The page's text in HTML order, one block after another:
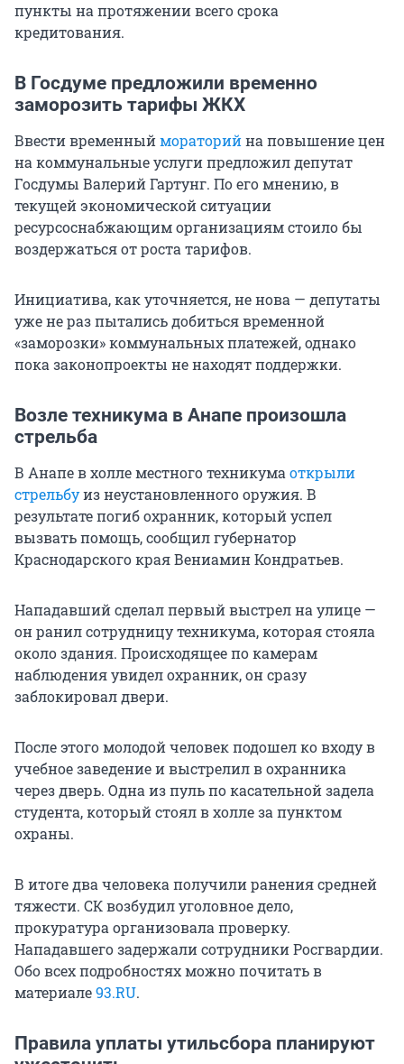
пункты на протяжении всего срока
кредитования.
В Госдуме предложили временно
заморозить тарифы ЖКХ
Ввести временныймораторийна повышение цен
на коммунальные услуги предложил депутат
Госдумы Валерий Гартунг. По его мнению, в
текущей экономической ситуации
ресурсоснабжающим организациям стоило бы
воздержаться от роста тарифов.
Инициатива, как уточняется, не нова — депутаты
уже не раз пытались добиться временной
«заморозки» коммунальных платежей, однако
пока законопроекты не находят поддержки.
Возле техникума в Анапе произошла
стрельба
В Анапе в холле местного техникумаоткрыли
стрельбуиз неустановленного оружия. В
результате погиб охранник, который успел
вызвать помощь, сообщил губернатор
Краснодарского края Вениамин Кондратьев.
Нападавший сделал первый выстрел на улице —
он ранил сотрудницу техникума, которая стояла
около здания. Происходящее по камерам
наблюдения увидел охранник, он сразу
заблокировал двери.
После этого молодой человек подошел ко входу в
учебное заведение и выстрелил в охранника
через дверь. Одна из пуль по касательной задела
студента, который стоял в холле за пунктом
охраны.
В итоге два человека получили ранения средней
тяжести. СК возбудил уголовное дело,
прокуратура организовала проверку.
Нападавшего задержали сотрудники Росгвардии.
Обо всех подробностях можно почитать в
материале93.RU.
Правила уплаты утильсбора планируют